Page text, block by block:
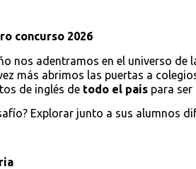
concurso 2026
nos adentramos en el universo de
más abrimos las puertas a
de inglés de todo el país para ser
Explorar junto a sus alumnos